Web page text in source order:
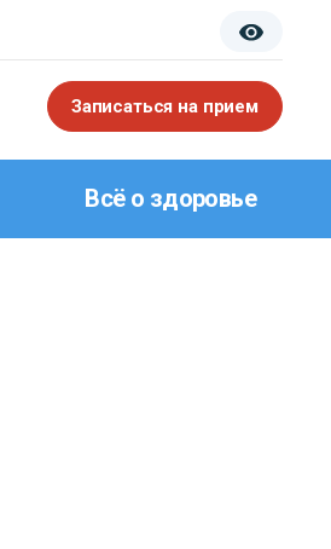
Записаться на прием
Всё о здоровье